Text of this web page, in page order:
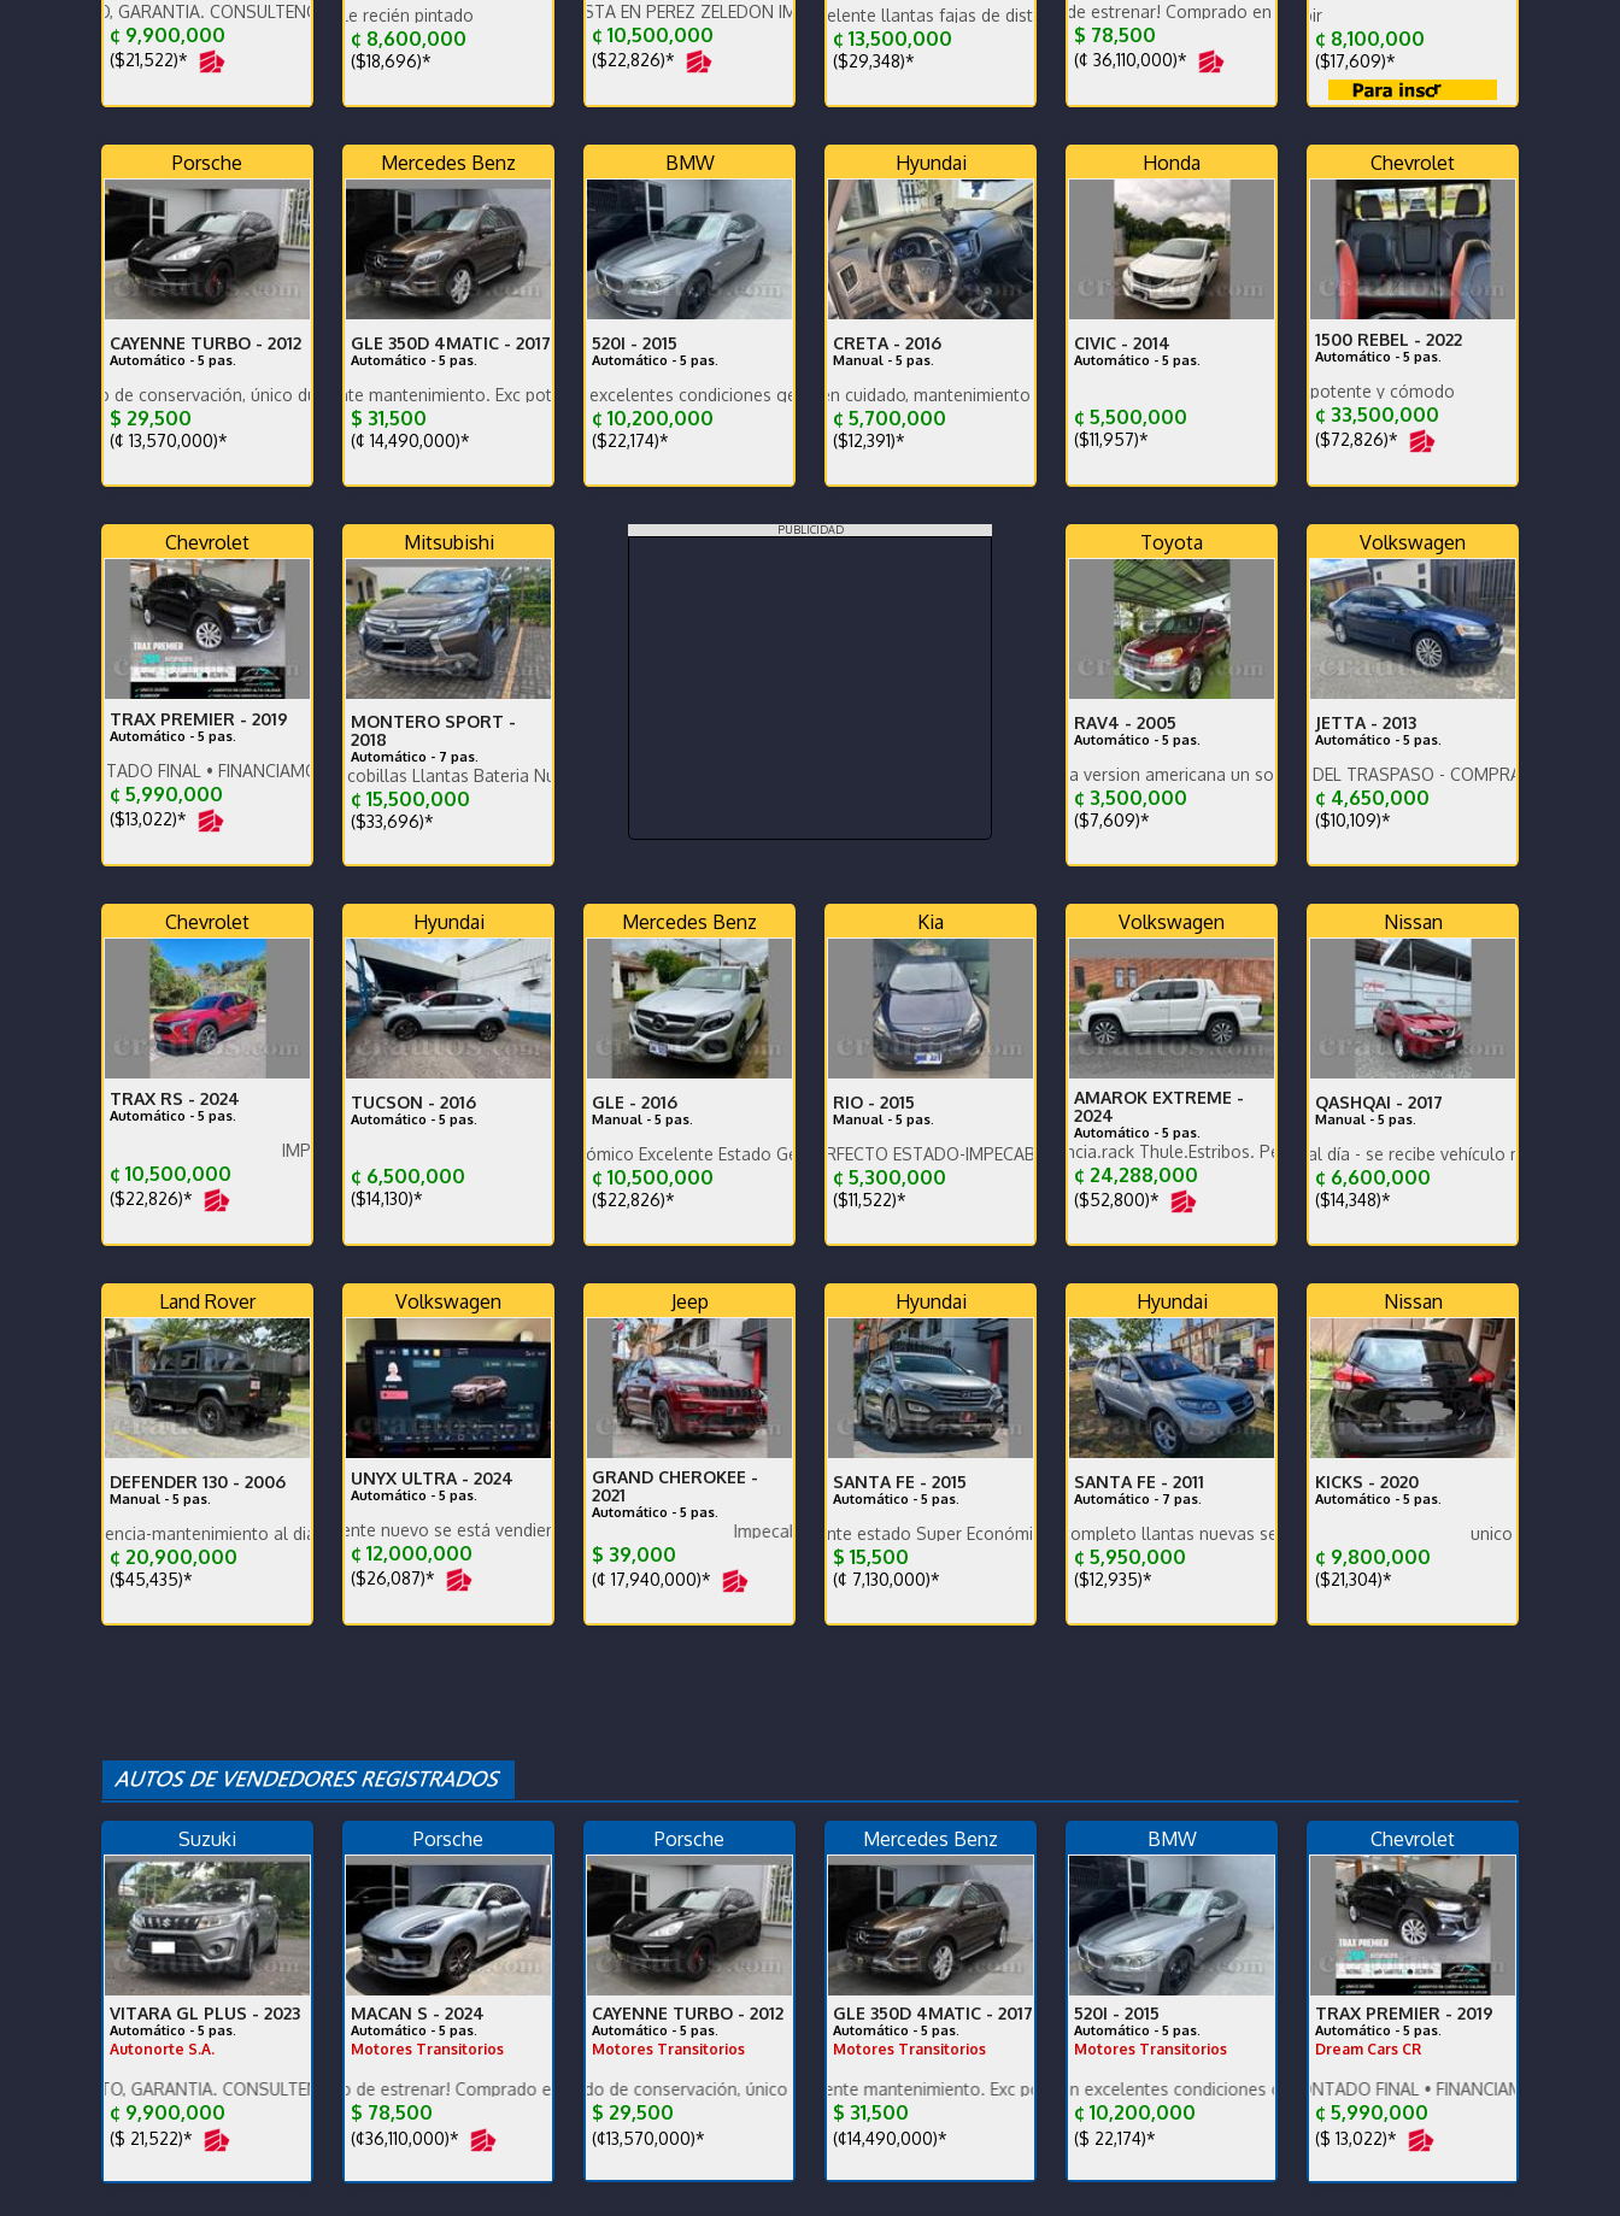
GARANTÍA. CONSULTENOS POR AUTOS QUE RECIBIMOS.
¢ 9,900,000
($21,522)*
Precio negociable recién pintado
¢ 8,600,000
($18,696)*
UNICO DUEÑO ESTA EN PEREZ ZELEDON IMPECABLE VEHICULO FAMILIAR NUNCA USADO PARA TURISMO
¢ 10,500,000
($22,826)*
Motor y caja Excelente llantas fajas de distribución y bateria nuevas Dekra cámaras pantalla y GPS
¢ 13,500,000
($29,348)*
Para terminarlo de estrenar! Comprado en agencia, único dueño, garantía de fábrica,
$ 78,500
(¢ 36,110,000)*
¢ 8,100,000
($17,609)*
Porsche
CAYENNE TURBO - 2012
Automático - 5 pas.
de conservación, único dueño, muy bajo km, nacional. Vehículo de oportunidad!
$ 29,500
(¢ 13,570,000)*
Mercedes Benz
GLE 350D 4MATIC - 2017
Automático - 5 pas.
Bajo km, excelente mantenimiento. Exc potencia y bajo consumo. Financiamiento disponible.
$ 31,500
(¢ 14,490,000)*
BMW
520I - 2015
Automático - 5 pas.
Muy bajo km, en excelentes condiciones generales. Vehículo nacional.
¢ 10,200,000
($22,174)*
Hyundai
CRETA - 2016
Manual - 5 pas.
Vehículo muy bien cuidado, mantenimiento y documentos al día, kilometraje original, listo para usar
¢ 5,700,000
($12,391)*
Honda
CIVIC - 2014
Automático - 5 pas.
¢ 5,500,000
($11,957)*
Chevrolet
1500 REBEL - 2022
Automático - 5 pas.
Vehiculo amplio potente y cómodo
¢ 33,500,000
($72,826)*
Chevrolet
TRAX PREMIER - 2019
Automático - 5 pas.
FINAL • FINANCIAMOS • RECIBIMOS • DAMOS GARANTÍA
¢ 5,990,000
($13,022)*
Mitsubishi
MONTERO SPORT -
2018
Automático - 7 pas.
Único dueño - Escobillas Llantas Bateria Nuevas - Recor de Agencia - No ha tenido Choques
¢ 15,500,000
($33,696)*
PUBLICIDAD
Toyota
RAV4 - 2005
Automático - 5 pas.
Toyota Rav. extra version americana un solo dueño.
¢ 3,500,000
($7,609)*
Volkswagen
JETTA - 2013
Automático - 5 pas.
PAGO LA MITAD DEL TRASPASO - COMPRADO EN CR
¢ 4,650,000
($10,109)*
Chevrolet
TRAX RS - 2024
Automático - 5 pas.
IMPECABLE.
¢ 10,500,000
($22,826)*
Hyundai
TUCSON - 2016
Automático - 5 pas.
¢ 6,500,000
($14,130)*
Mercedes Benz
GLE - 2016
Manual - 5 pas.
Diésel muy Económico Excelente Estado General tapicería excelente
¢ 10,500,000
($22,826)*
Kia
RIO - 2015
Manual - 5 pas.
VEHÍCULO EN PERFECTO ESTADO-IMPECABLE-POCO KILOMETRAJE-PERFECTO MANTENIMIENTO PREVENTIVO
¢ 5,300,000
($11,522)*
Volkswagen
AMAROK EXTREME -
2024
Automático - 5 pas.
Garantía de agencia.rack Thule.Estribos. Pegadero. Tapa Rígida y canasta Thule extra
¢ 24,288,000
($52,800)*
Nissan
QASHQAI - 2017
Manual - 5 pas.
Impecable todo al día - se recibe vehículo menor valor garantía x
¢ 6,600,000
($14,348)*
Land Rover
DEFENDER 130 - 2006
Manual - 5 pas.
mantenimiento al dia respaldo -pocos kilometros-
¢ 20,900,000
($45,435)*
Volkswagen
UNYX ULTRA - 2024
Automático - 5 pas.
Carro prácticamente nuevo se está vendiendo por compra de otro.
¢ 12,000,000
($26,087)*
Jeep
GRAND CHEROKEE -
2021
Automático - 5 pas.
$ 39,000
(¢ 17,940,000)*
Hyundai
SANTA FE - 2015
Automático - 5 pas.
Poco km. Excelente estado Super Económico
$ 15,500
(¢ 7,130,000)*
Hyundai
SANTA FE - 2011
Automático - 7 pas.
Mantenimiento completo llantas nuevas se recibe y se financia traspaso incluido en efectivo
¢ 5,950,000
($12,935)*
Nissan
KICKS - 2020
Automático - 5 pas.
unico dueño
¢ 9,800,000
($21,304)*
Suzuki
VITARA GL PLUS - 2023
Automático - 5 pas.
Autonorte S.A.
GARANTÍA. CONSULTENOS POR AUTOS QUE RECIBIMOS.
¢ 9,900,000
($ 21,522)*
Porsche
MACAN S - 2024
Automático - 5 pas.
Motores Transitorios
Para terminarlo de estrenar! Comprado en agencia, único dueño, garantía de fábrica, financiamiento.
$ 78,500
(¢36,110,000)*
Porsche
CAYENNE TURBO - 2012
Automático - 5 pas.
Motores Transitorios
Excelente estado de conservación, único dueño, muy bajo km, nacional. Vehículo de oportunidad!
$ 29,500
(¢13,570,000)*
Mercedes Benz
GLE 350D 4MATIC - 2017
Automático - 5 pas.
Motores Transitorios
Bajo km, excelente mantenimiento. Exc potencia y bajo consumo. Financiamiento disponible.
$ 31,500
(¢14,490,000)*
BMW
520I - 2015
Automático - 5 pas.
Motores Transitorios
Muy bajo km, en excelentes condiciones generales. Vehículo nacional.
¢ 10,200,000
($ 22,174)*
Chevrolet
TRAX PREMIER - 2019
Automático - 5 pas.
Dream Cars CR
PRECIO DESCONTADO FINAL • FINANCIAMOS • RECIBIMOS •
¢ 5,990,000
($ 13,022)*